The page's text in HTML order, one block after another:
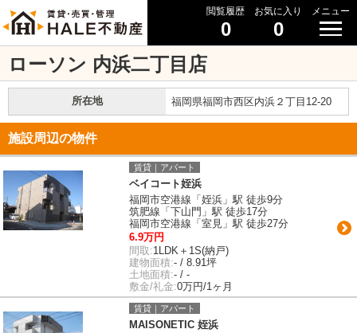
閲覧履歴
0
お気に入り
0
メニュー
ローソン 内浜二丁目店
所在地 福岡県福岡市西区内浜２丁目12-20
施設周辺の物件
賃貸｜アパート
ベイコート姪浜
福岡市空港線「姪浜」駅 徒歩9分
筑肥線「下山門」駅 徒歩17分
福岡市空港線「室見」駅 徒歩27分
6.9万円
間取:1LDK＋1S(納戸)
建物面積:- / 8.91坪
土地面積:- / -
敷金/礼金:0万円/1ヶ月
賃貸｜アパート
MAISONETIC 姪浜